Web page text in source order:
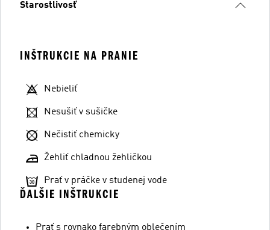
Starostlivosť
INŠTRUKCIE NA PRANIE
Nebieliť
Nesušiť v sušičke
Nečistiť chemicky
Žehliť chladnou žehličkou
Prať v práčke v studenej vode
ĎALŠIE INŠTRUKCIE
Prať s rovnako farebným oblečením